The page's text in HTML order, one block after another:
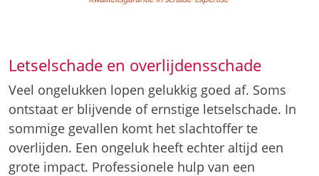
Letselschade en overlijdensschade
Veel ongelukken lopen gelukkig goed af. Soms
ontstaat er blijvende of ernstige letselschade. In
sommige gevallen komt het slachtoffer te
overlijden. Een ongeluk heeft echter altijd een
grote impact. Professionele hulp van een